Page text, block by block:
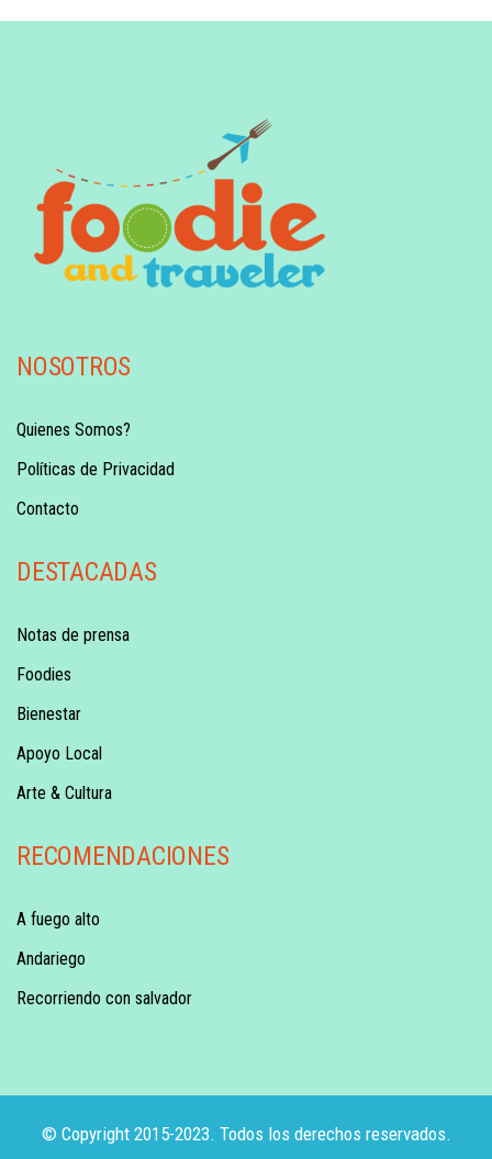
NOSOTROS
Quienes Somos?
Políticas de Privacidad
Contacto
DESTACADAS
Notas de prensa
Foodies
Bienestar
Apoyo Local
Arte & Cultura
RECOMENDACIONES
A fuego alto
Andariego
Recorriendo con salvador
© Copyright 2015-2023. Todos los derechos reservados.